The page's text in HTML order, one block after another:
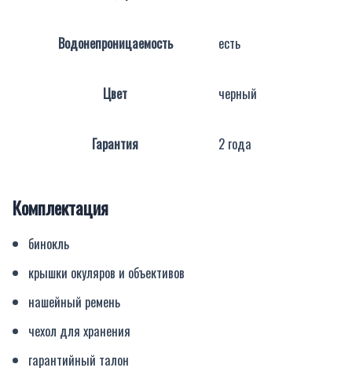
Водонепроницаемость есть
Цвет черный
Гарантия 2 года
Комплектация
бинокль
крышки окуляров и объективов
нашейный ремень
чехол для хранения
гарантийный талон